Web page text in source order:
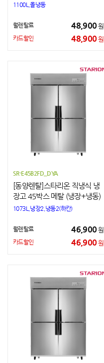
1100L,올냉동
월렌탈료 48,900원
카드할인 48,900원
SR-E45B2FD_DYA
[동양렌탈]스타리온 직냉식 냉
장고 45박스 메탈 (냉장+냉동)
1073L,냉장2,냉동2(하칸)
월렌탈료 46,900원
카드할인 46,900원